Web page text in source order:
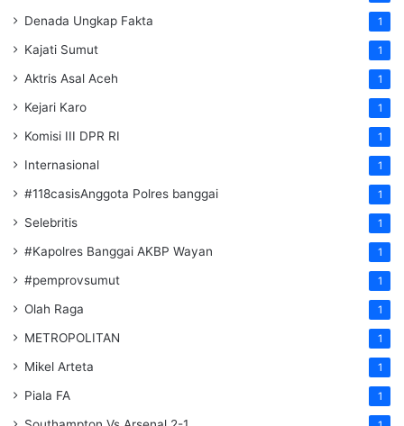
Denada Ungkap Fakta 1
Kajati Sumut 1
Aktris Asal Aceh 1
Kejari Karo 1
Komisi III DPR RI 1
Internasional 1
#118casisAnggota Polres banggai 1
Selebritis 1
#Kapolres Banggai AKBP Wayan 1
#pemprovsumut 1
Olah Raga 1
METROPOLITAN 1
Mikel Arteta 1
Piala FA 1